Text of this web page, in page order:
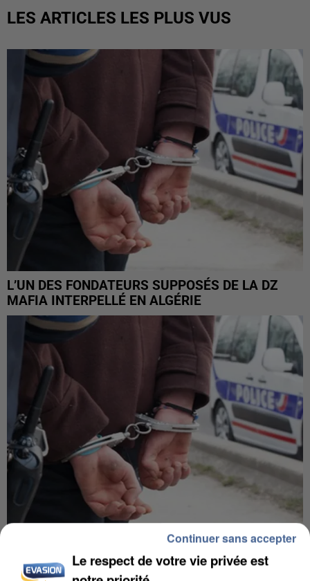
LES ARTICLES LES PLUS VUS
L’UN DES FONDATEURS SUPPOSÉS DE LA DZ
MAFIA INTERPELLÉ EN ALGÉRIE
UN SECOND CADRE DE LA DZ MAFIA
INTERPELLÉ EN ALGÉRIE
Le respect de votre vie privée est
Continuer sans accepter